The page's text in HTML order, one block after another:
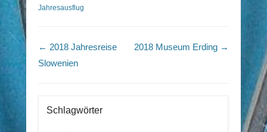
Jahresausflug
Beitragsnavigation
← 2018 Jahresreise
Slowenien
2018 Museum Erding →
Schlagwörter